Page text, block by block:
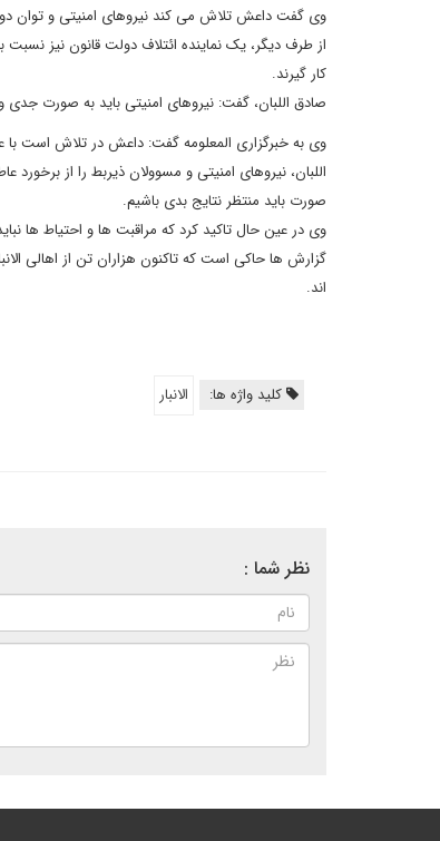
وی گفت داعش تلاش می کند نیروهای امنیتی و توان
از طرف دیگر، یک نماینده ائتلاف دولت قانون نیز نسبت
کار گیرند.
صادق اللبان، گفت: نیروهای امنیتی باید به صورت جدی
وی به خبرگزاری المعلومه گفت: داعش در تلاش است با
اللبان، نیروهای امنیتی و مسوولان ذیربط را از
صورت باید منتظر نتایج بدی باشیم.
وی در عین حال تاکید کرد که مراقبت ها و احتیاط ها
گزارش ها حاکی است که تاکنون هزاران تن از اهالی
اند.
کلید واژه ها: الانبار
نظر شما :